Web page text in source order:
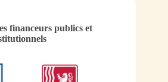
financeurs publics et